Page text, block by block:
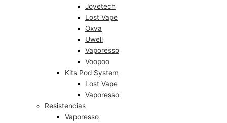
Joyetech
Lost Vape
Oxva
Uwell
Vaporesso
Voopoo
Kits Pod System
Lost Vape
Vaporesso
Resistencias
Vaporesso